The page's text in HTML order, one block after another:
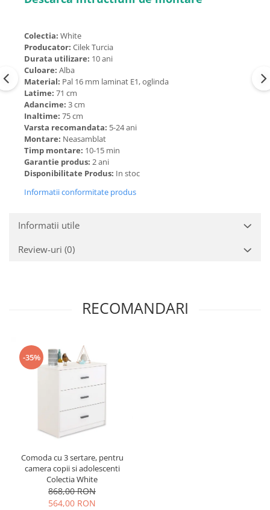
Colectia: White
Producator: Cilek Turcia
Durata utilizare: 10 ani
Culoare: Alba
Material: Pal 16 mm laminat E1, oglinda
Latime: 71 cm
Adancime: 3 cm
Inaltime: 75 cm
Varsta recomandata: 5-24 ani
Montare: Neasamblat
Timp montare: 10-15 min
Garantie produs: 2 ani
Disponibilitate Produs: In stoc
Informatii conformitate produs
Informatii utile
Review-uri (0)
RECOMANDARI
-35%
Comoda cu 3 sertare, pentru
camera copii si adolescenti
Colectia White
868,00 RON
564,00 RON